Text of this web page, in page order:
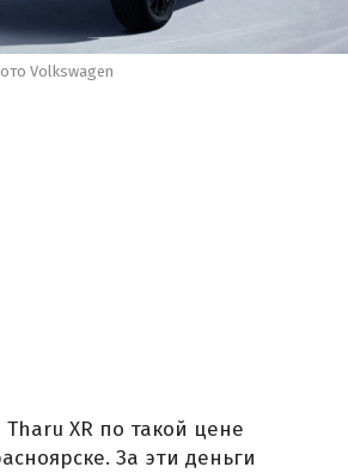
Volkswagen
XR по такой цене
За эти деньги